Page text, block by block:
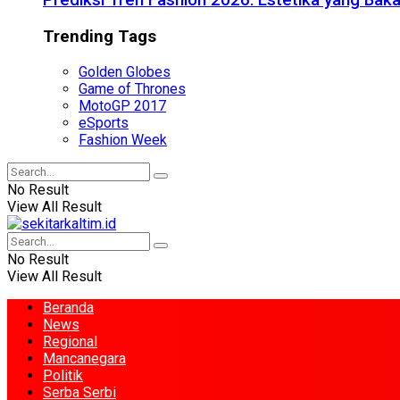
Trending Tags
Golden Globes
Game of Thrones
MotoGP 2017
eSports
Fashion Week
No Result
View All Result
No Result
View All Result
Beranda
News
Regional
Mancanegara
Politik
Serba Serbi